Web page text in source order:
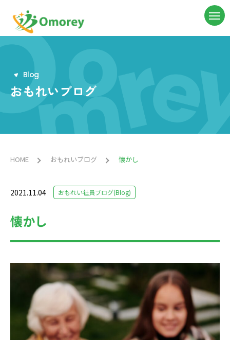
Blog
おもれいブログ
HOME おもれいブログ 懐かし
2021.11.04 おもれい社員ブログ(Blog)
懐かし